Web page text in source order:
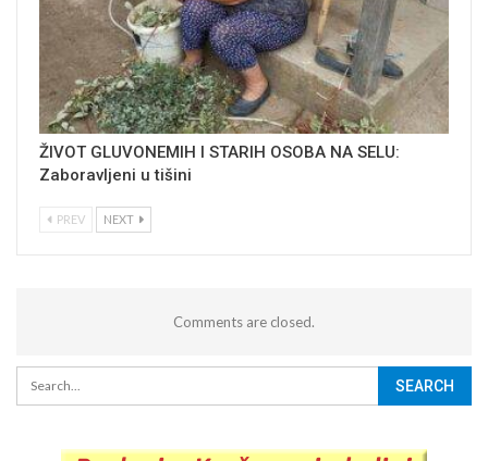
ŽIVOT GLUVONEMIH I STARIH OSOBA NA SELU:
Zaboravljeni u tišini
PREV NEXT
Comments are closed.